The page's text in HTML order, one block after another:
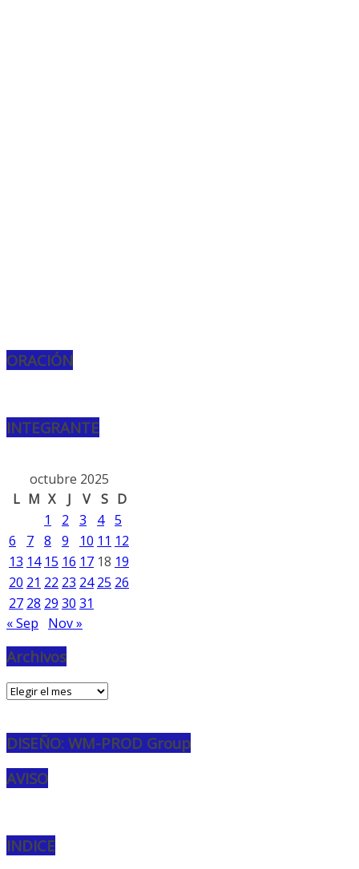
ORACIÓN
INTEGRANTE
octubre 2025
L M X J V S D
1
2 3 4 5
6
7 8 9 10 11 12
13 14 15 16 17 18 19
20 21 22 23 24 25 26
27 28 29 30 31
« Sep
Nov »
Archivos
Archivos
DISEÑO: WM-PROD Group
AVISO
INDICE